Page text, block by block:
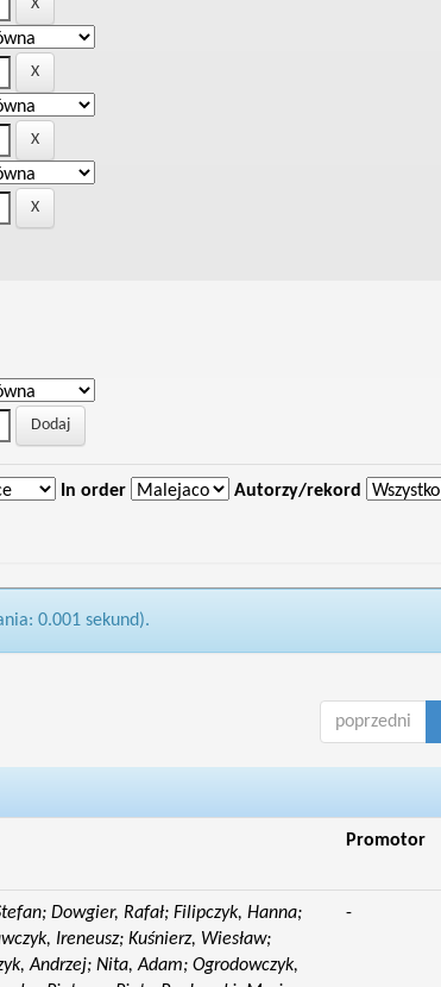
In order Autorzy/rekord
0.001 sekund).
poprzedni
Promotor
Dowgier, Rafał; Filipczyk, Hanna;
Ireneusz; Kuśnierz, Wiesław;
Andrzej; Nita, Adam; Ogrodowczyk,
-